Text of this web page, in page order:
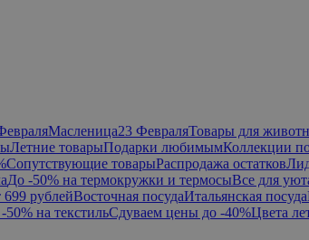
Масленица23 ФевраляТовары для
Летние товарыПодарки любимымКоллекции
Сопутствующие товарыРаспродажа остатков
До -50% на термокружки и термосыВсе для
рублейВосточная посудаИтальянская посуда
50% на текстильСдуваем цены до -40%Цвета